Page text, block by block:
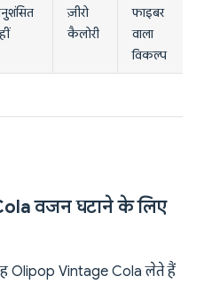
ज़ीरो
कैलोरी
फाइबर
वाला
विकल्प
वजन घटाने के लिए
Olipop Vintage Cola लेते हैं